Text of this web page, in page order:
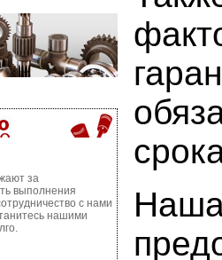
за
выполнения
с нами
нашими